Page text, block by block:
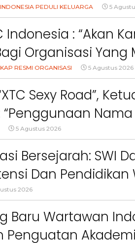
Tua Dalam
Anak Di Era
PEDULI KELUARGA 5
Indonesia : “Akan
Organisasi
Warna, Bendera
Izin”
RESMI ORGANISASI 5 Agustus 2026
Sexy Road”,
“Penggunaan
Ketentuan
5 Agustus 2026
Bersejarah: SWI
Dan Pendidikan
2026
Baru Wartawan
Penguatan
Empat Tahun Janji Membeku,
Sawah Rusak: Ahli Waris